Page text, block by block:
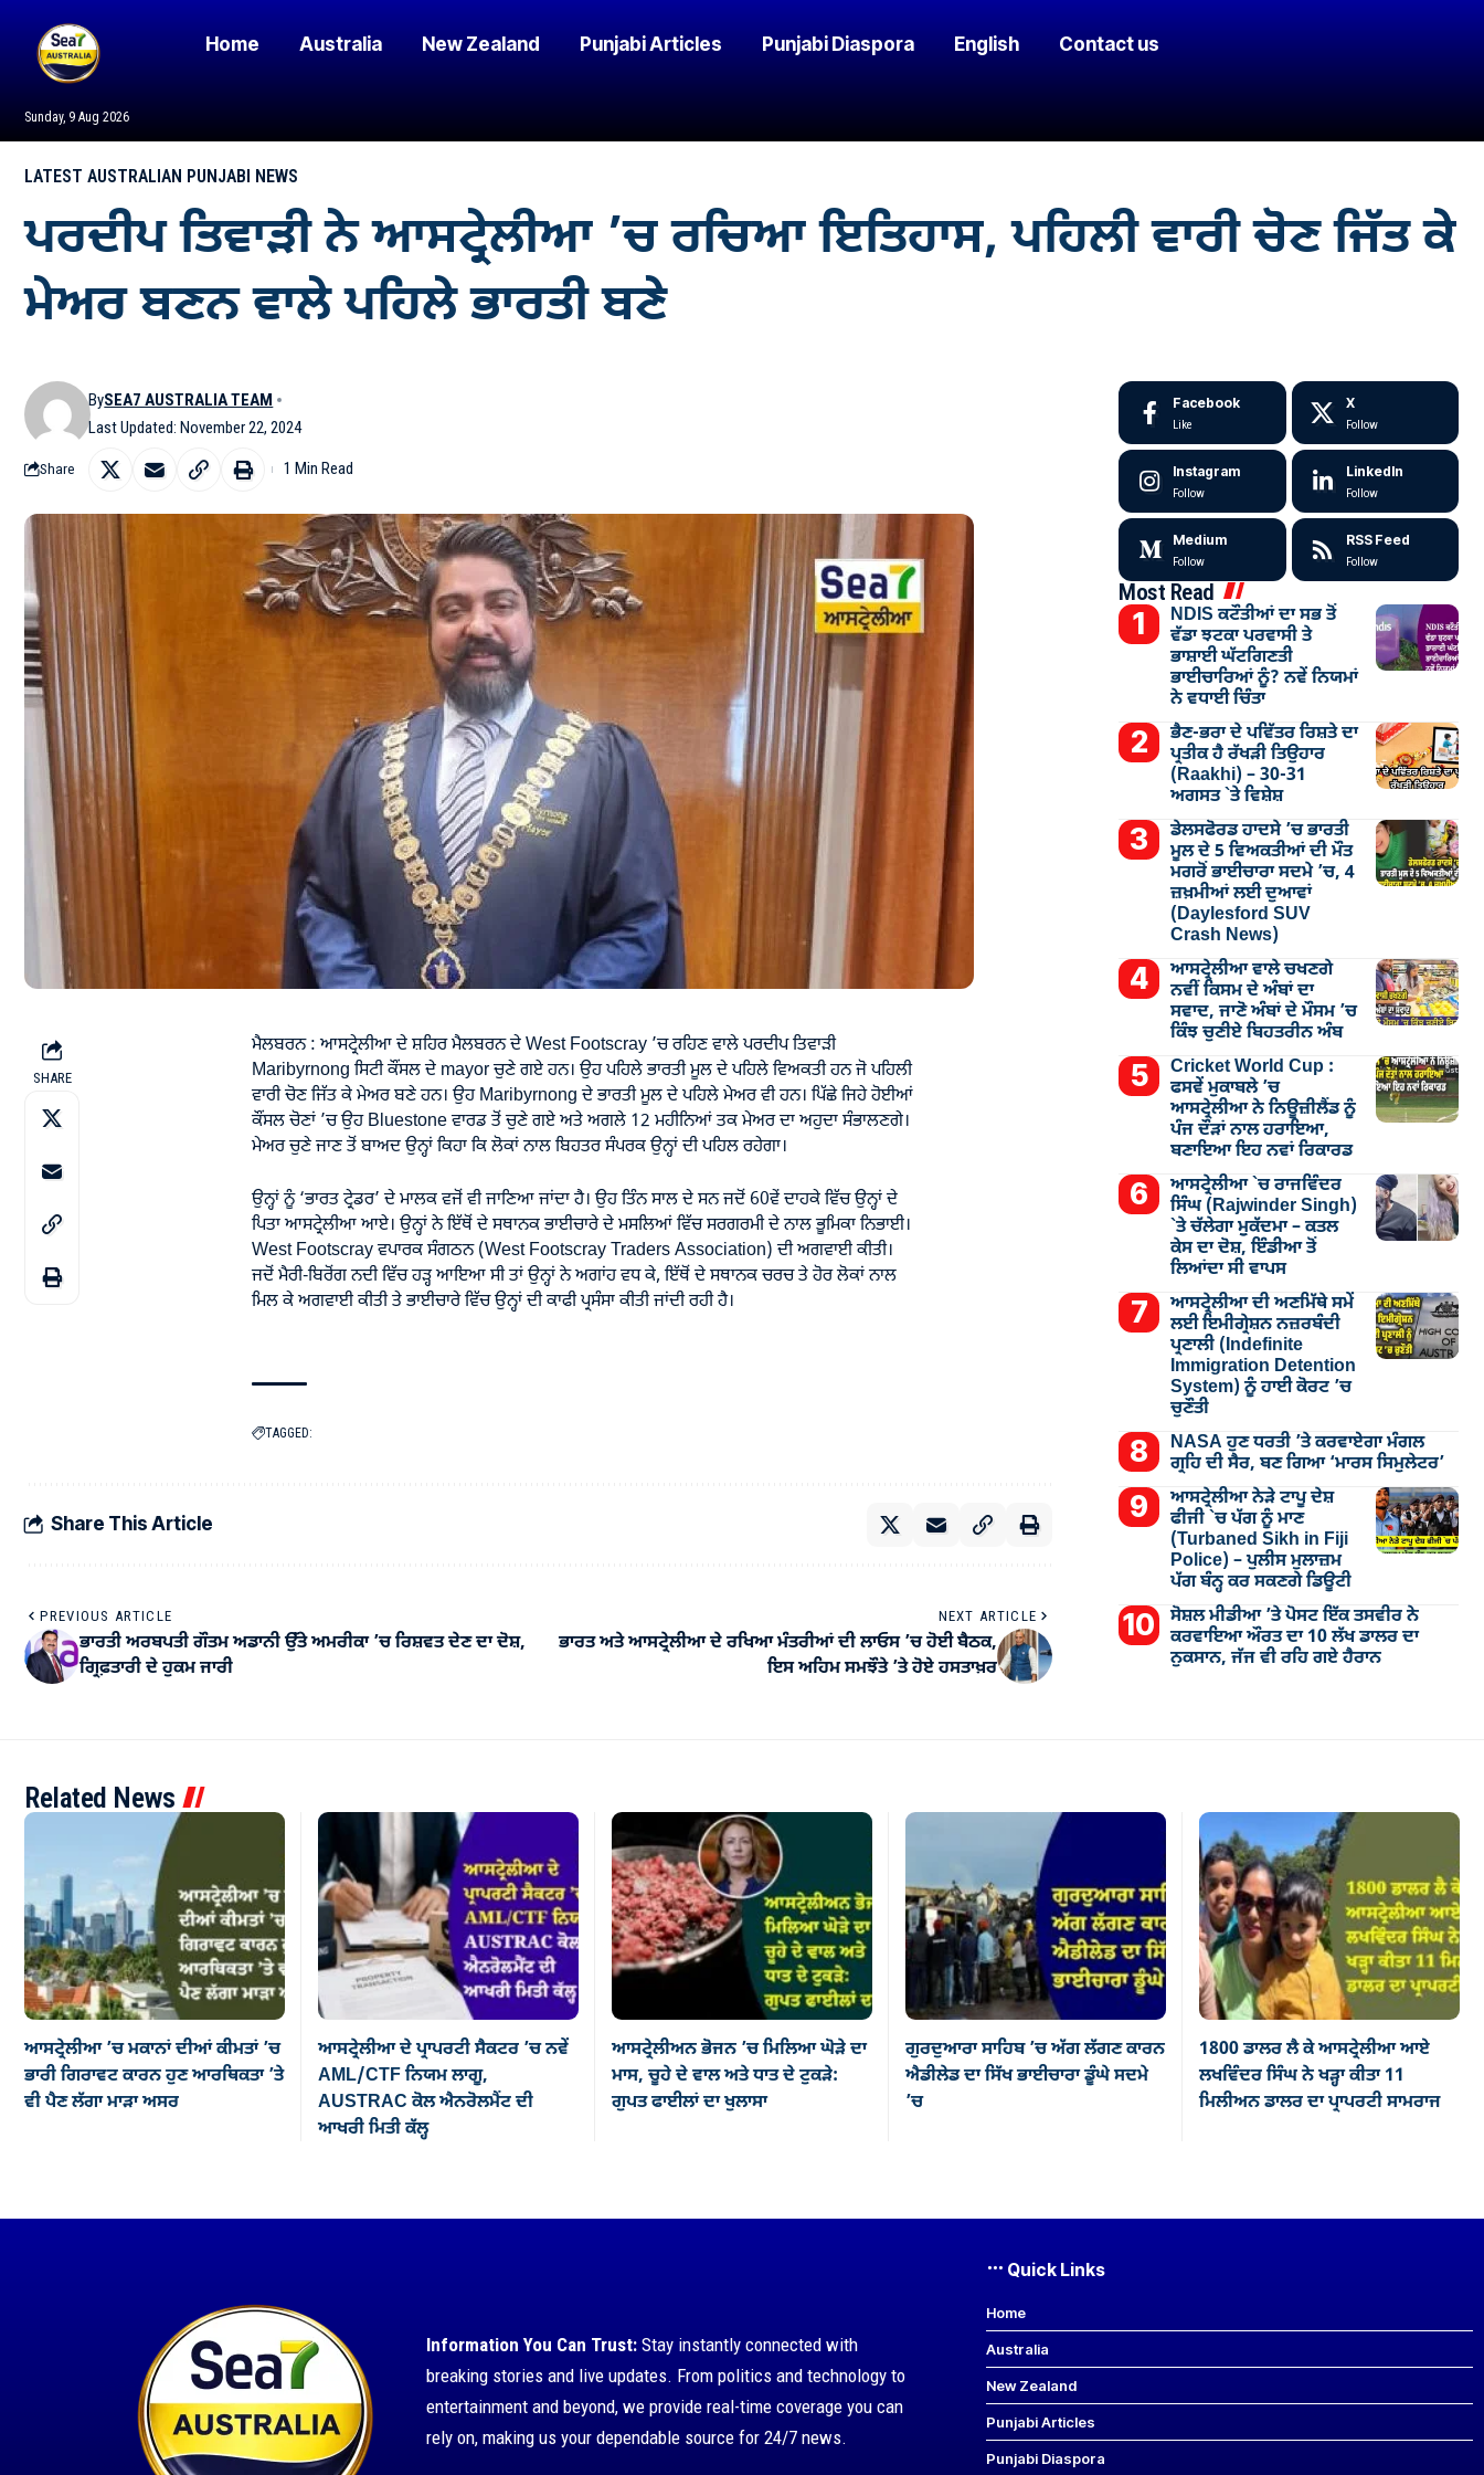
Sunday, 9 Aug 2026
Home Australia New Zealand Punjabi Articles Punjabi Diaspora English Contact us
LATEST AUSTRALIAN PUNJABI NEWS
ਪਰਦੀਪ ਤਿਵਾੜੀ ਨੇ ਆਸਟ੍ਰੇਲੀਆ ’ਚ ਰਚਿਆ ਇਤਿਹਾਸ, ਪਹਿਲੀ ਵਾਰੀ ਚੋਣ ਜਿੱਤ ਕੇ
ਮੇਅਰ ਬਣਨ ਵਾਲੇ ਪਹਿਲੇ ਭਾਰਤੀ ਬਣੇ
Last Updated: November 22, 2024
BySEA7 AUSTRALIA TEAM
Share 1 Min Read
SHARE
ਮੈਲਬਰਨ : ਆਸਟ੍ਰੇਲੀਆ ਦੇ ਸ਼ਹਿਰ ਮੈਲਬਰਨ ਦੇ West Footscray ’ਚ ਰਹਿਣ ਵਾਲੇ ਪਰਦੀਪ ਤਿਵਾੜੀ
Maribyrnong ਸਿਟੀ ਕੌਂਸਲ ਦੇ mayor ਚੁਣੇ ਗਏ ਹਨ। ਉਹ ਪਹਿਲੇ ਭਾਰਤੀ ਮੂਲ ਦੇ ਪਹਿਲੇ ਵਿਅਕਤੀ ਹਨ ਜੋ ਪਹਿਲੀ
ਵਾਰੀ ਚੋਣ ਜਿੱਤ ਕੇ ਮੇਅਰ ਬਣੇ ਹਨ। ਉਹ Maribyrnong ਦੇਭਾਰਤੀ ਮੂਲ ਦੇ ਪਹਿਲੇਮੇਅਰ ਵੀ ਹਨ। ਪਿੱਛੇ ਜਿਹੇ ਹੋਈਆਂ
ਕੌਂਸਲ ਚੋਣਾਂ ’ਚ ਉਹ Bluestone ਵਾਰਡ ਤੋਂ ਚੁਣੇ ਗਏ ਅਤੇ ਅਗਲੇ 12 ਮਹੀਨਿਆਂ ਤਕ ਮੇਅਰ ਦਾ ਅਹੁਦਾ ਸੰਭਾਲਣਗੇ।
ਮੇਅਰ ਚੁਣੇ ਜਾਣ ਤੋਂ ਬਾਅਦ ਉਨ੍ਹਾਂ ਕਿਹਾ ਕਿ ਲੋਕਾਂ ਨਾਲ ਬਿਹਤਰ ਸੰਪਰਕ ਉਨ੍ਹਾਂ ਦੀ ਪਹਿਲ ਰਹੇਗਾ।
ਉਨ੍ਹਾਂ ਨੂੰ ‘ਭਾਰਤ ਟ੍ਰੇਡਰ’ ਦੇ ਮਾਲਕ ਵਜੋਂ ਵੀ ਜਾਣਿਆ ਜਾਂਦਾ ਹੈ। ਉਹ ਤਿੰਨ ਸਾਲ ਦੇ ਸਨ ਜਦੋਂ 60ਵੇਂ ਦਾਹਕੇ ਵਿੱਚ ਉਨ੍ਹਾਂ ਦੇ
ਪਿਤਾ ਆਸਟ੍ਰੇਲੀਆ ਆਏ। ਉਨ੍ਹਾਂ ਨੇ ਇੱਥੋਂ ਦੇ ਸਥਾਨਕ ਭਾਈਚਾਰੇ ਦੇ ਮਸਲਿਆਂ ਵਿੱਚ ਸਰਗਰਮੀ ਦੇ ਨਾਲ ਭੂਮਿਕਾ ਨਿਭਾਈ।
West Footscray ਵਪਾਰਕ ਸੰਗਠਨ (West Footscray Traders Association) ਦੀ ਅਗਵਾਈ ਕੀਤੀ।
ਜਦੋਂ ਮੈਰੀ-ਬਿਰੋਂਗ ਨਦੀ ਵਿੱਚ ਹੜ੍ਹ ਆਇਆ ਸੀ ਤਾਂ ਉਨ੍ਹਾਂ ਨੇ ਅਗਾਂਹ ਵਧ ਕੇ, ਇੱਥੋਂ ਦੇ ਸਥਾਨਕ ਚਰਚ ਤੇ ਹੋਰ ਲੋਕਾਂ ਨਾਲ
ਮਿਲ ਕੇ ਅਗਵਾਈ ਕੀਤੀ ਤੇ ਭਾਈਚਾਰੇ ਵਿੱਚ ਉਨ੍ਹਾਂ ਦੀ ਕਾਫੀ ਪ੍ਰਸੰਸਾ ਕੀਤੀ ਜਾਂਦੀ ਰਹੀ ਹੈ।
TAGGED:
Share This Article
PREVIOUS ARTICLE
ਭਾਰਤੀ ਅਰਬਪਤੀ ਗੌਤਮ ਅਡਾਨੀ ਉੱਤੇ ਅਮਰੀਕਾ ’ਚ ਰਿਸ਼ਵਤ ਦੇਣ ਦਾ ਦੋਸ਼,
ਗ੍ਰਿਫ਼ਤਾਰੀ ਦੇ ਹੁਕਮ ਜਾਰੀ
NEXT ARTICLE
ਭਾਰਤ ਅਤੇ ਆਸਟ੍ਰੇਲੀਆ ਦੇ ਰਖਿਆ ਮੰਤਰੀਆਂ ਦੀ ਲਾਓਸ ’ਚ ਹੋਈ ਬੈਠਕ,
ਇਸ ਅਹਿਮ ਸਮਝੌਤੇ ’ਤੇ ਹੋਏ ਹਸਤਾਖ਼ਰ
Facebook
Like
X
Follow
Instagram
Follow
LinkedIn
Follow
Medium
Follow
RSS Feed
Follow
Most Read
NDIS ਕਟੌਤੀਆਂ ਦਾ ਸਭ ਤੋਂ
ਵੱਡਾ ਝਟਕਾ ਪਰਵਾਸੀ ਤੇ
ਭਾਸ਼ਾਈ ਘੱਟਗਿਣਤੀ
ਭਾਈਚਾਰਿਆਂ ਨੂੰ? ਨਵੇਂ ਨਿਯਮਾਂ
ਨੇ ਵਧਾਈ ਚਿੰਤਾ
ਭੈਣ-ਭਰਾ ਦੇ ਪਵਿੱਤਰ ਰਿਸ਼ਤੇ ਦਾ
ਪ੍ਰਤੀਕ ਹੈ ਰੱਖੜੀ ਤਿਉਹਾਰ
(Raakhi) – 30-31
ਅਗਸਤ `ਤੇ ਵਿਸ਼ੇਸ਼
ਡੇਲਸਫੋਰਡ ਹਾਦਸੇ ’ਚ ਭਾਰਤੀ
ਮੂਲ ਦੇ 5 ਵਿਅਕਤੀਆਂ ਦੀ ਮੌਤ
ਮਗਰੋਂ ਭਾਈਚਾਰਾ ਸਦਮੇ ’ਚ, 4
ਜ਼ਖ਼ਮੀਆਂ ਲਈ ਦੁਆਵਾਂ
(Daylesford SUV
Crash News)
ਆਸਟ੍ਰੇਲੀਆ ਵਾਲੇ ਚਖਣਗੇ
ਨਵੀਂ ਕਿਸਮ ਦੇ ਅੰਬਾਂ ਦਾ
ਸਵਾਦ, ਜਾਣੋ ਅੰਬਾਂ ਦੇ ਮੌਸਮ ’ਚ
ਕਿੰਝ ਚੁਣੀਏ ਬਿਹਤਰੀਨ ਅੰਬ
Cricket World Cup :
ਫਸਵੇਂ ਮੁਕਾਬਲੇ ’ਚ
ਆਸਟ੍ਰੇਲੀਆ ਨੇ ਨਿਊਜ਼ੀਲੈਂਡ ਨੂੰ
ਪੰਜ ਦੌੜਾਂ ਨਾਲ ਹਰਾਇਆ,
ਬਣਾਇਆ ਇਹ ਨਵਾਂ ਰਿਕਾਰਡ
ਆਸਟ੍ਰੇਲੀਆ `ਚ ਰਾਜਵਿੰਦਰ
ਸਿੰਘ (Rajwinder Singh)
`ਤੇ ਚੱਲੇਗਾ ਮੁੁਕੱਦਮਾ – ਕਤਲ
ਕੇਸ ਦਾ ਦੋਸ਼, ਇੰਡੀਆ ਤੋਂ
ਲਿਆਂਦਾ ਸੀ ਵਾਪਸ
ਆਸਟ੍ਰੇਲੀਆ ਦੀ ਅਣਮਿੱਥੇ ਸਮੇਂ
ਲਈ ਇਮੀਗ੍ਰੇਸ਼ਨ ਨਜ਼ਰਬੰਦੀ
ਪ੍ਰਣਾਲੀ (Indefinite
Immigration Detention
System) ਨੂੰ ਹਾਈ ਕੋਰਟ ’ਚ
ਚੁਣੌਤੀ
NASA ਹੁਣ ਧਰਤੀ ’ਤੇ ਕਰਵਾਏਗਾ ਮੰਗਲ
ਗ੍ਰਹਿ ਦੀ ਸੈਰ, ਬਣ ਗਿਆ ‘ਮਾਰਸ ਸਿਮੁਲੇਟਰ’
ਆਸਟ੍ਰੇਲੀਆ ਨੇੜੇ ਟਾਪੂ ਦੇਸ਼
ਫੀਜੀ `ਚ ਪੱਗ ਨੂੰ ਮਾਣ
(Turbaned Sikh in Fiji
Police) – ਪੁਲੀਸ ਮੁਲਾਜ਼ਮ
ਪੱਗ ਬੰਨ੍ਹ ਕਰ ਸਕਣਗੇ ਡਿਊਟੀ
ਸੋਸ਼ਲ ਮੀਡੀਆ ’ਤੇ ਪੋਸਟ ਇੱਕ ਤਸਵੀਰ ਨੇ
ਕਰਵਾਇਆ ਔਰਤ ਦਾ 10 ਲੱਖ ਡਾਲਰ ਦਾ
ਨੁਕਸਾਨ, ਜੱਜ ਵੀ ਰਹਿ ਗਏ ਹੈਰਾਨ
Related News
ਆਸਟ੍ਰੇਲੀਆ ’ਚ ਮਕਾਨਾਂ ਦੀਆਂ ਕੀਮਤਾਂ ’ਚ
ਭਾਰੀ ਗਿਰਾਵਟ ਕਾਰਨ ਹੁਣ ਆਰਥਿਕਤਾ ’ਤੇ
ਵੀ ਪੈਣ ਲੱਗਾ ਮਾੜਾ ਅਸਰ
ਆਸਟ੍ਰੇਲੀਆ ਦੇ ਪ੍ਰਾਪਰਟੀ ਸੈਕਟਰ ’ਚ ਨਵੇਂ
AML/CTF ਨਿਯਮ ਲਾਗੂ,
AUSTRAC ਕੋਲ ਐਨਰੋਲਮੈਂਟ ਦੀ
ਆਖਰੀ ਮਿਤੀ ਕੱਲ੍ਹ
ਆਸਟ੍ਰੇਲੀਅਨ ਭੋਜਨ ’ਚ ਮਿਲਿਆ ਘੋੜੇ ਦਾ
ਮਾਸ, ਚੂਹੇ ਦੇ ਵਾਲ ਅਤੇ ਧਾਤ ਦੇ ਟੁਕੜੇ:
ਗੁਪਤ ਫਾਈਲਾਂ ਦਾ ਖੁਲਾਸਾ
ਗੁਰਦੁਆਰਾ ਸਾਹਿਬ ’ਚ ਅੱਗ ਲੱਗਣ ਕਾਰਨ
ਐਡੀਲੇਡ ਦਾ ਸਿੱਖ ਭਾਈਚਾਰਾ ਡੂੰਘੇ ਸਦਮੇ
’ਚ
1800 ਡਾਲਰ ਲੈ ਕੇ ਆਸਟ੍ਰੇਲੀਆ ਆਏ
ਲਖਵਿੰਦਰ ਸਿੰਘ ਨੇ ਖੜ੍ਹਾ ਕੀਤਾ 11
ਮਿਲੀਅਨ ਡਾਲਰ ਦਾ ਪ੍ਰਾਪਰਟੀ ਸਾਮਰਾਜ
Information You Can Trust: Stay instantly connected with
breaking stories and live updates. From politics and technology to
entertainment and beyond, we provide real-time coverage you can
rely on, making us your dependable source for 24/7 news.
Quick Links
Home
Australia
New Zealand
Punjabi Articles
Punjabi Diaspora